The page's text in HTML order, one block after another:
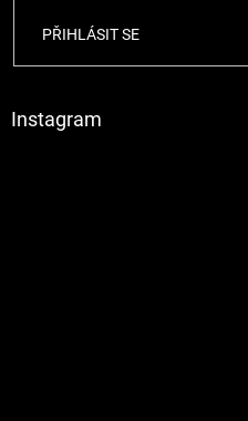
PŘIHLÁSIT SE
Instagram